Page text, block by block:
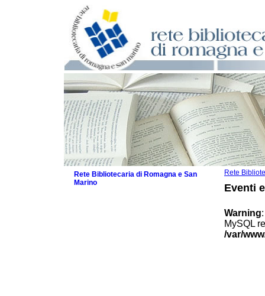
Rete
Eventi
Warning
MySQL
/var/
Rete Bibliotecaria di Romagna e San
Marino